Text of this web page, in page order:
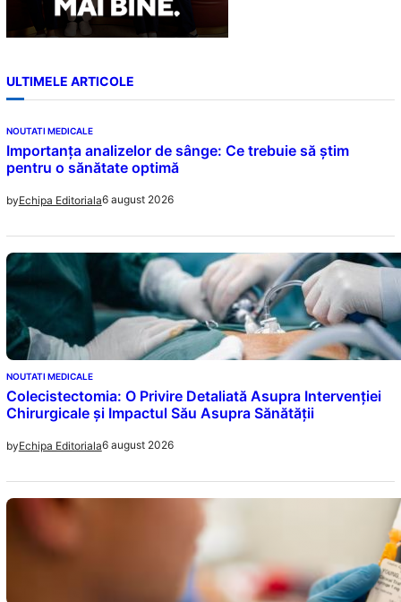
ULTIMELE ARTICOLE
NOUTATI MEDICALE
Importanța analizelor de sânge: Ce trebuie să știm
pentru o sănătate optimă
byEchipa Editoriala6 august 2026
NOUTATI MEDICALE
Colecistectomia: O Privire Detaliată Asupra Intervenției
Chirurgicale și Impactul Său Asupra Sănătății
byEchipa Editoriala6 august 2026